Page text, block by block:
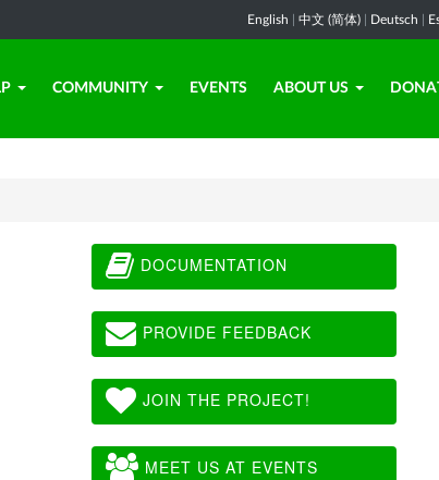
English 中文 (简体) Deutsch
COMMUNITY EVENTS ABOUT US
DOCUMENTATION
PROVIDE FEEDBACK
JOIN THE PROJECT!
MEET US AT EVENTS